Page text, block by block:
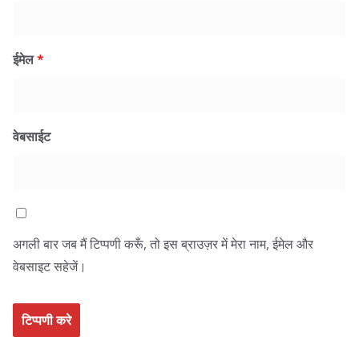
ईमेल*
वेबसाईट
अगली बार जब मैं टिप्पणी करूँ, तो इस ब्राउज़र में मेरा नाम, ईमेल और
वेबसाइट सहेजें।